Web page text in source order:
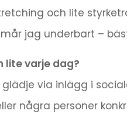
och lite
jag underbart –
lite varje dag?
glädje via inlägg i
några personer